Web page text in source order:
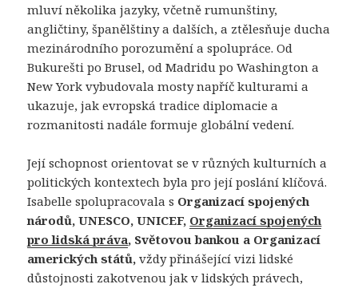
mluví několika jazyky, včetně rumunštiny,
angličtiny, španělštiny a dalších, a ztělesňuje ducha
mezinárodního porozumění a spolupráce. Od
Bukurešti po Brusel, od Madridu po Washington a
New York vybudovala mosty napříč kulturami a
ukazuje, jak evropská tradice diplomacie a
rozmanitosti nadále formuje globální vedení.
Její schopnost orientovat se v různých kulturních a
politických kontextech byla pro její poslání klíčová.
Isabelle spolupracovala s Organizací spojených
národů, UNESCO, UNICEF, Organizací spojených
pro lidská práva, Světovou bankou a Organizací
amerických států, vždy přinášející vizi lidské
důstojnosti zakotvenou jak v lidských právech,